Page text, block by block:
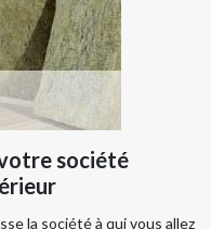
société
la société à qui vous allez